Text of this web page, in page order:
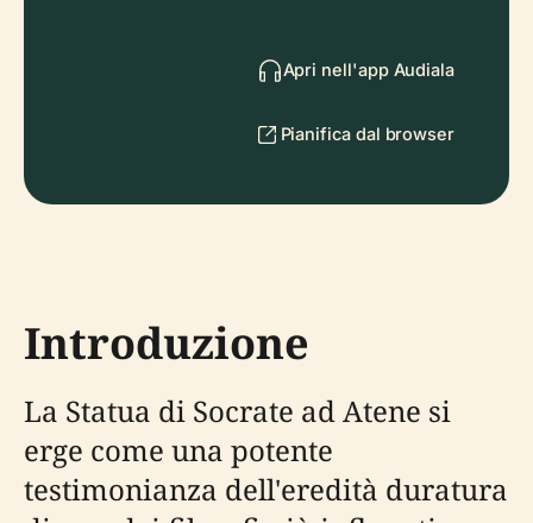
Apri nell'app Audiala
Pianifica dal browser
Introduzione
La Statua di Socrate ad Atene si
erge come una potente
testimonianza dell'eredità duratura